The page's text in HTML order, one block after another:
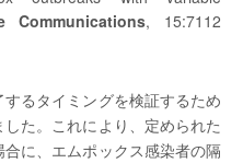
Communications, 15:7112
るタイミングを検証するため
た。これにより、定められた
に、エムポックス感染者の隔